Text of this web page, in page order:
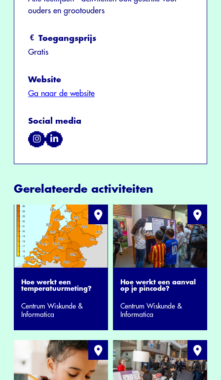
ouders en grootouders
Toegangsprijs
Gratis
Website
Ga naar de website
Social media
Gerelateerde activiteiten
Hoe werkt een
temperatuurmeting?
Centrum Wiskunde &
Informatica
Hoe werkt een aanval
op je pincode?
Centrum Wiskunde &
Informatica